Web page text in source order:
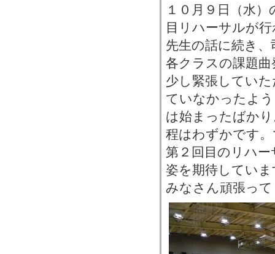
１０月９日（水
目リハーサルが
先生の話に続き
各クラスの課題
少し緊張してい
ていなかったよ
は始まったばか
程はわずかです
第２回目のリハ
姿を期待していま
みなさん頑張っ